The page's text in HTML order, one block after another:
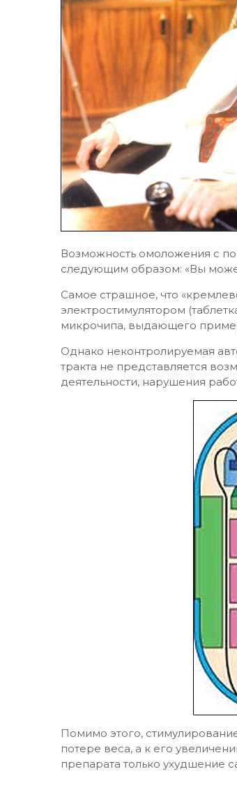
Возможность омоложения с
следующим образом: «Вы
Самое страшное, что
электростимулятором
микрочипа, выдающего
Однако неконтролируемая
тракта не представляется
деятельности, нарушения
Помимо этого,
потере веса, а к его
препарата только ухудшение